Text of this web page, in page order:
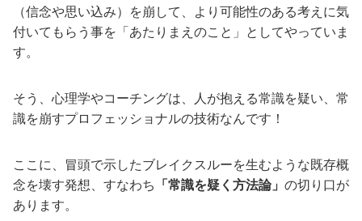
（信念や思い込み）を崩して、より可能性のある考えに気
付いてもらう事を「あたりまえのこと」としてやっていま
す。
そう、心理学やコーチングは、人が抱える常識を疑い、常
識を崩すプロフェッショナルの技術なんです！
ここに、冒頭で示したブレイクスルーを生むような既存概
念を壊す発想、すなわち 「常識を疑く方法論」 の切り口が
あります。